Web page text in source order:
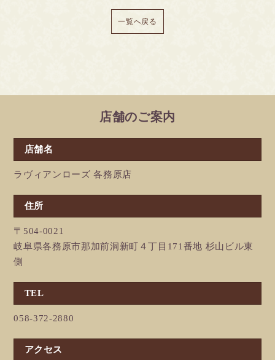
一覧へ戻る
店舗のご案内
店舗名
ラヴィアンローズ 各務原店
住所
〒504-0021
岐阜県各務原市那加前洞新町４丁目171番地 杉山ビル東
側
TEL
058-372-2880
アクセス